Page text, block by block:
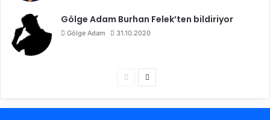
Gölge Adam Burhan Felek’ten bildiriyor
Gölge Adam 31.10.2020
c
n